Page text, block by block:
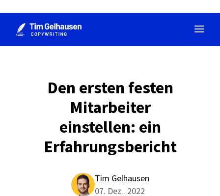
Inhalt
springen
Den ersten festen
Mitarbeiter
einstellen: ein
Erfahrungsbericht
Tim Gelhausen
07. Dez.. 2022